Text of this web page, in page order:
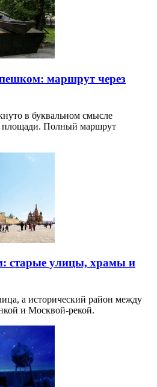
маршрут через
в буквальном смысле
площади. Полный маршрут
старые улицы, храмы и
а исторический район между
и Москвой-рекой.